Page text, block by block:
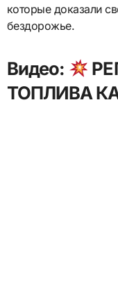
которые доказали
бездорожье.
Видео:
ТОПЛИВА